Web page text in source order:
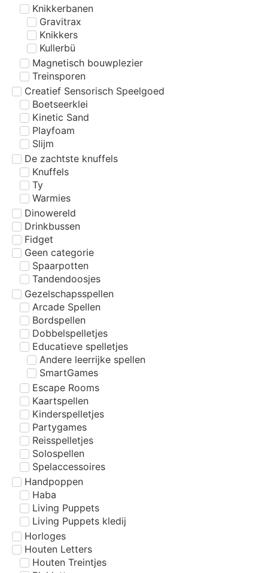
Knikkerbanen
Gravitrax
Knikkers
Kullerbü
Magnetisch bouwplezier
Treinsporen
Creatief Sensorisch Speelgoed
Boetseerklei
Kinetic Sand
Playfoam
Slijm
De zachtste knuffels
Knuffels
Ty
Warmies
Dinowereld
Drinkbussen
Fidget
Geen categorie
Spaarpotten
Tandendoosjes
Gezelschapsspellen
Arcade Spellen
Bordspellen
Dobbelspelletjes
Educatieve spelletjes
Andere leerrijke spellen
SmartGames
Escape Rooms
Kaartspellen
Kinderspelletjes
Partygames
Reisspelletjes
Solospellen
Spelaccessoires
Handpoppen
Haba
Living Puppets
Living Puppets kledij
Horloges
Houten Letters
Houten Treintjes